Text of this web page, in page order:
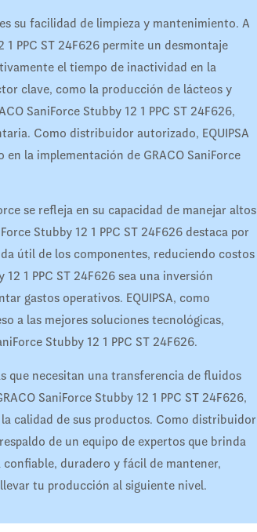
su facilidad de limpieza y mantenimiento. A
PPC ST 24F626 permite un desmontaje
el tiempo de inactividad en la
clave, como la producción de lácteos y
SaniForce Stubby 12 1 PPC ST 24F626,
Como distribuidor autorizado, EQUIPSA
la implementación de GRACO SaniForce
se refleja en su capacidad de manejar altos
Stubby 12 1 PPC ST 24F626 destaca por
útil de los componentes, reduciendo costos
1 PPC ST 24F626 sea una inversión
gastos operativos. EQUIPSA, como
a las mejores soluciones tecnológicas,
Stubby 12 1 PPC ST 24F626.
que necesitan una transferencia de fluidos
SaniForce Stubby 12 1 PPC ST 24F626,
calidad de sus productos. Como distribuidor
de un equipo de expertos que brinda
duradero y fácil de mantener,
llevar tu producción al siguiente nivel.